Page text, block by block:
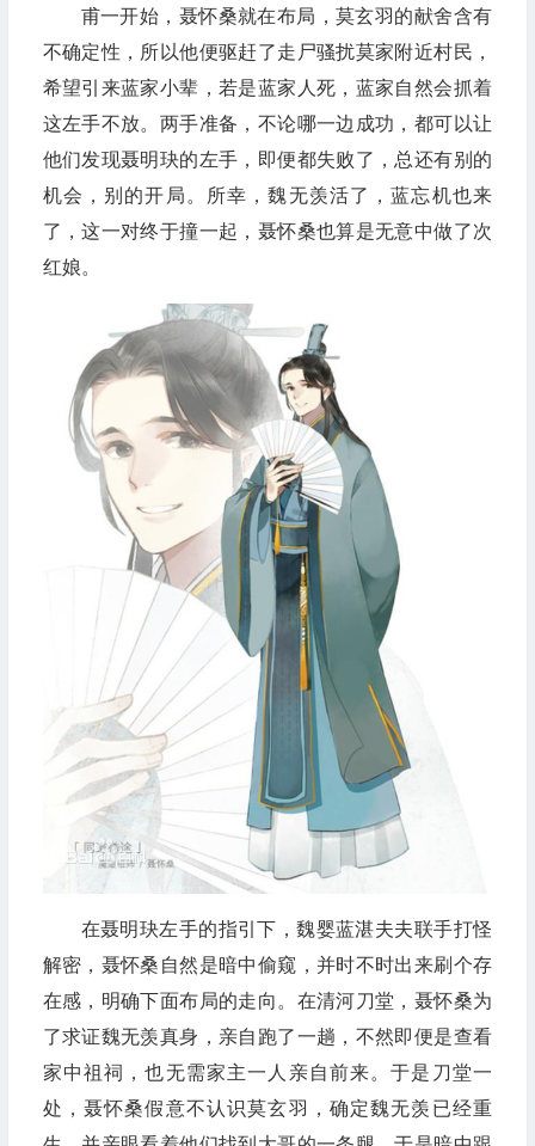
甫一开始，聂怀桑就在布局，莫玄羽的献舍含有
不确定性，所以他便驱赶了走尸骚扰莫家附近村民，
希望引来蓝家小辈，若是蓝家人死，蓝家自然会抓着
这左手不放。两手准备，不论哪一边成功，都可以让
他们发现聂明玦的左手，即便都失败了，总还有别的
机会，别的开局。所幸，魏无羡活了，蓝忘机也来
了，这一对终于撞一起，聂怀桑也算是无意中做了次
红娘。
在聂明玦左手的指引下，魏婴蓝湛夫夫联手打怪
解密，聂怀桑自然是暗中偷窥，并时不时出来刷个存
在感，明确下面布局的走向。在清河刀堂，聂怀桑为
了求证魏无羡真身，亲自跑了一趟，不然即便是查看
家中祖祠，也无需家主一人亲自前来。于是刀堂一
处，聂怀桑假意不认识莫玄羽，确定魏无羡已经重